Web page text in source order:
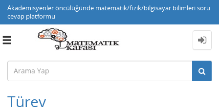
Akademisyenler öncülüğünde matematik/fizik/bilgisayar bilimleri soru
cevap platformu
Toggle
Türev